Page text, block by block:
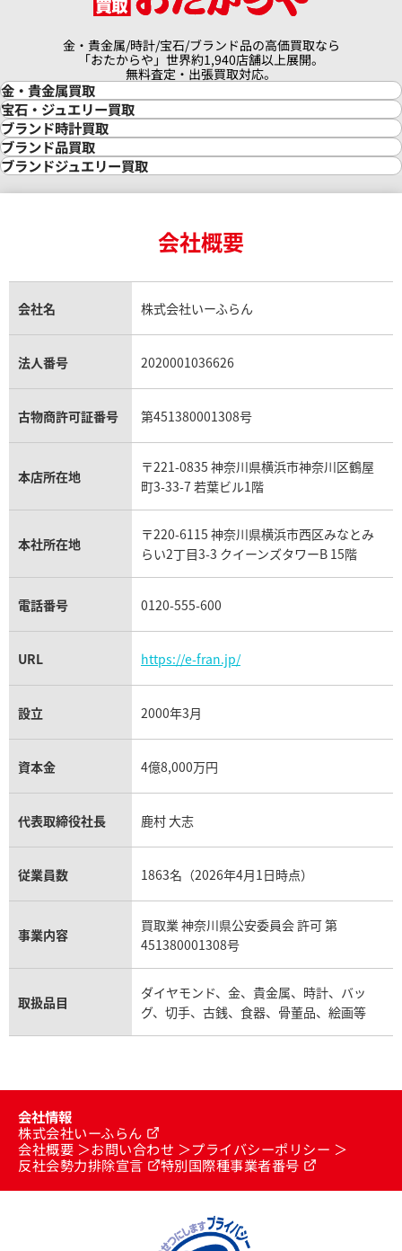
金・貴金属/時計/宝石/ブランド品の高価買取なら
「おたからや」世界約1,940店舗以上展開。
無料査定・出張買取対応。
金・貴金属買取
金買取
金の相場価格情報
金の参考買取価格一覧
インゴット買取
インゴットの相場価格情報
24金買取
金貨買取
貴金属買取
銀・シルバー買取
パラジウム買取
宝石・ジュエリー買取
宝石・ジュエリー買取
ダイヤモンド買取
ダイヤモンド・宝石の参考価格一覧
リング・結婚指輪買取
エメラルド買取
トパーズ買取
タンザナイト買取
キャッツアイ買取
アクアマリン買取
ブランド時計買取
時計買取
ロレックス買取
ロレックス デイトナ買取
ロレックス サブマリーナー買取
ロレックス エクスプローラー買取
ロレックス デイトジャスト買取
パテック フィリップノーチラス買取
ヴァシュロン・コンスタンタン買取
オメガ買取
カルティエ買取
フランク ミュラー買取
リシャール・ミル買取
パネライ買取
チューダー（チュードル）買取
ブランド品買取
ブランド買取
シャネル マトラッセ買取
セリーヌ買取
プラダ買取
ブランドジュエリー買取
ヴァンクリーフ＆アーペル買取
ショーメ買取
ダミアーニ買取
モーブッサン買取
会社概要
会社名 株式会社いーふらん
法人番号 2020001036626
古物商許可証番号 第451380001308号
本店所在地
〒221-0835 神奈川県横浜市神奈川区鶴屋
町3-33-7 若葉ビル1階
本社所在地
〒220-6115 神奈川県横浜市西区みなとみ
らい2丁目3-3 クイーンズタワーB 15階
電話番号 0120-555-600
URL https://e-fran.jp/
設立 2000年3月
資本金 4億8,000万円
代表取締役社長 鹿村 大志
従業員数 1863名（2026年4月1日時点）
事業内容
買取業 神奈川県公安委員会 許可 第
451380001308号
取扱品目
ダイヤモンド、金、貴金属、時計、バッ
グ、切手、古銭、食器、骨董品、絵画等
会社情報
株式会社いーふらん
会社概要
お問い合わせ
プライバシーポリシー
反社会勢力排除宣言
特別国際種事業者番号